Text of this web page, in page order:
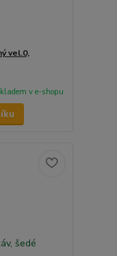
vel.0,
v e-shopu